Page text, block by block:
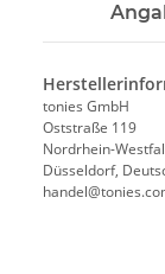
tonies GmbH
Oststraße 119
Nordrhein-
Düsseldorf,